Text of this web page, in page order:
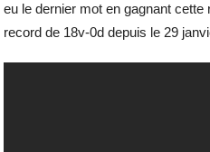
eu le dernier mot en gagnant
record de 18v-0d depuis le 29